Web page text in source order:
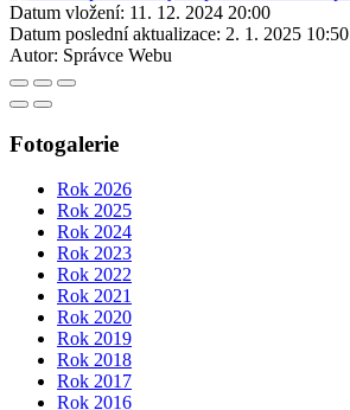
Datum vložení: 11. 12. 2024 20:00
Datum poslední aktualizace: 2. 1. 2025 10:50
Autor: Správce Webu
Fotogalerie
Rok 2026
Rok 2025
Rok 2024
Rok 2023
Rok 2022
Rok 2021
Rok 2020
Rok 2019
Rok 2018
Rok 2017
Rok 2016